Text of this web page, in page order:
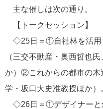
主な催しは次の通り。
【トークセッション】
◇25日＝①自社林を活用
（三交不動産・奥西哲也
か）②これからの都市の木
学・坂口大史准教授ほか）
◇26日＝①デザイナーと